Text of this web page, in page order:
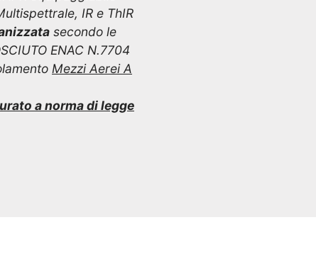
IR e ThIR
secondo le
ENAC N.7704
Mezzi Aerei A
a norma di legge